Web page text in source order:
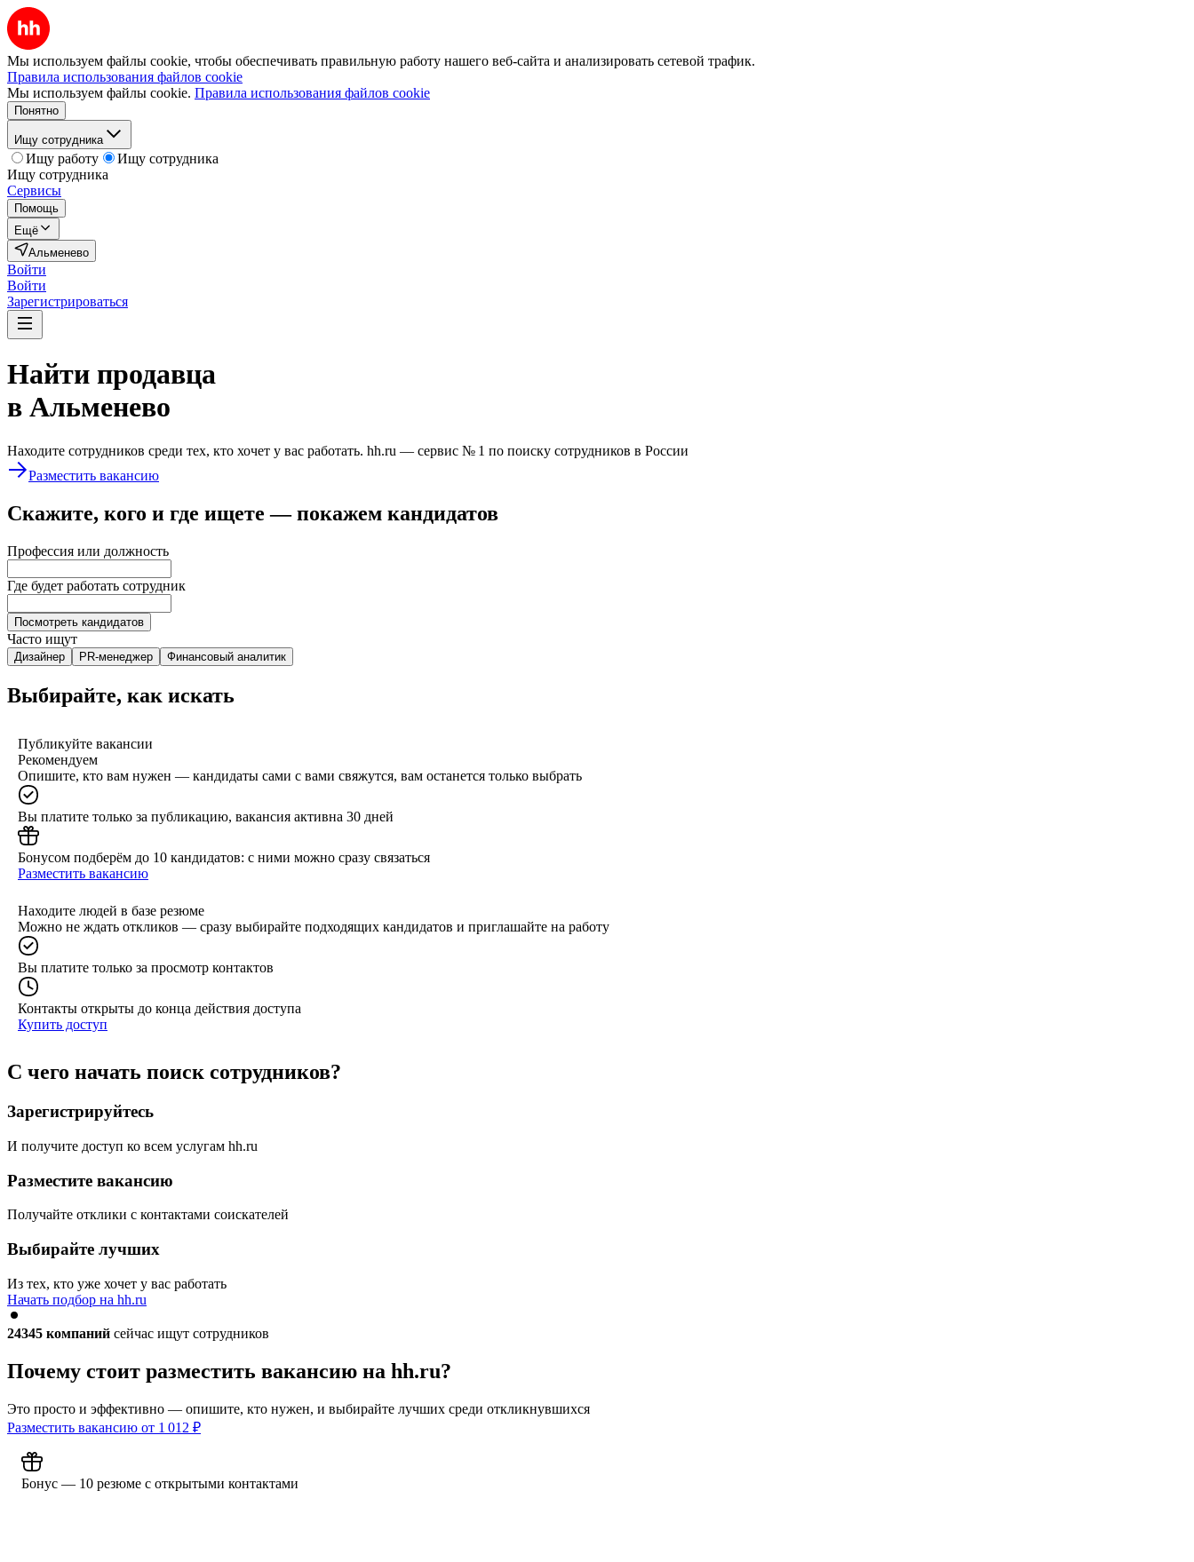
Мы используем файлы cookie, чтобы обеспечивать правильную работу нашего веб-сайта и анализировать сетевой трафик.
Правила использования файлов cookie
Мы используем файлы cookie. Правила использования файлов cookie
Понятно
Ищу сотрудника
Ищу работу
Ищу сотрудника
Ищу сотрудника
Сервисы
Помощь
Ещё
Альменево
Войти
Войти
Зарегистрироваться
Найти продавца
в Альменево
Находите сотрудников среди тех, кто хочет у вас работать. hh.ru — сервис № 1 по поиску сотрудников в России
Разместить вакансию
Скажите, кого и где ищете — покажем кандидатов
Профессия или должность
Где будет работать сотрудник
Посмотреть кандидатов
Часто ищут
Дизайнер PR-менеджер Финансовый аналитик
Выбирайте, как искать
Публикуйте вакансии
Рекомендуем
Опишите, кто вам нужен — кандидаты сами с вами свяжутся, вам останется только выбрать
Вы платите только за публикацию, вакансия активна 30 дней
Бонусом подберём до 10 кандидатов: с ними можно сразу связаться
Разместить вакансию
Находите людей в базе резюме
Можно не ждать откликов — сразу выбирайте подходящих кандидатов и приглашайте на работу
Вы платите только за просмотр контактов
Контакты открыты до конца действия доступа
Купить доступ
С чего начать поиск сотрудников?
Зарегистрируйтесь
И получите доступ ко всем услугам hh.ru
Разместите вакансию
Получайте отклики с контактами соискателей
Выбирайте лучших
Из тех, кто уже хочет у вас работать
Начать подбор на hh.ru
24345 компаний сейчас ищут сотрудников
Почему стоит разместить вакансию на hh.ru?
Это просто и эффективно — опишите, кто нужен, и выбирайте лучших среди откликнувшихся
Разместить вакансию от 1 012 ₽
Бонус — 10 резюме с открытыми контактами